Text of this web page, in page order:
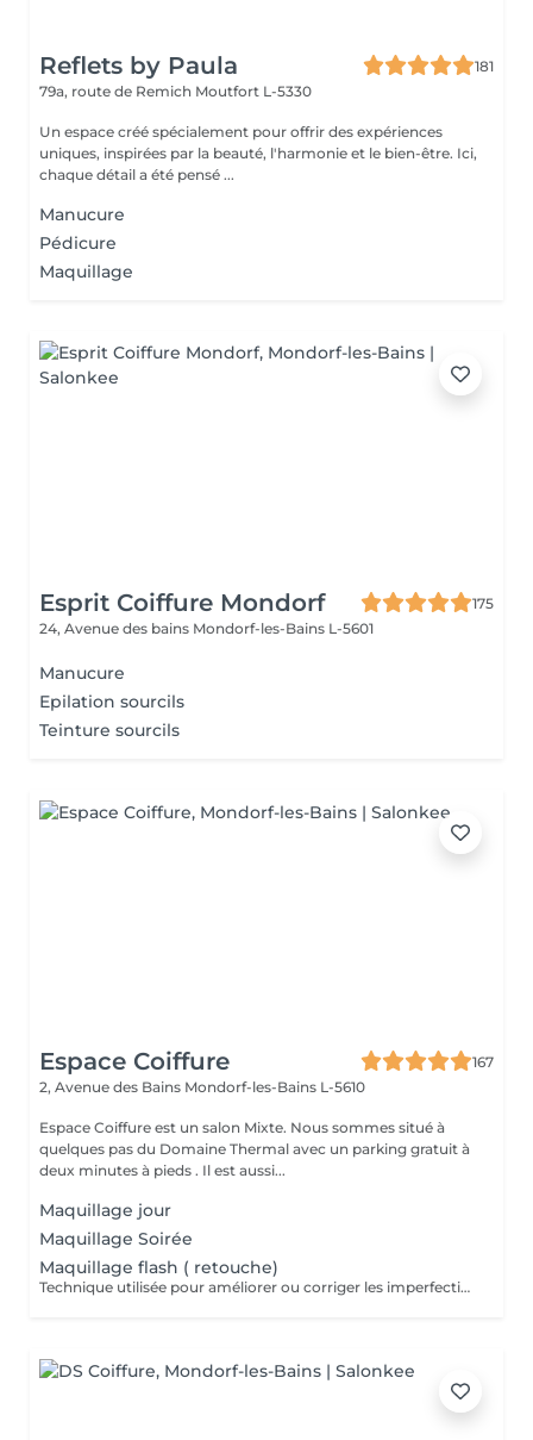
Reflets by Paula
181
79a, route de Remich Moutfort L-5330
Un espace créé spécialement pour offrir des expériences
uniques, inspirées par la beauté, l'harmonie et le bien-être. Ici,
chaque détail a été pensé ...
Manucure
Pédicure
Maquillage
Esprit Coiffure Mondorf
175
24, Avenue des bains Mondorf-les-Bains L-5601
Manucure
Epilation sourcils
Teinture sourcils
Espace Coiffure
167
2, Avenue des Bains Mondorf-les-Bains L-5610
Espace Coiffure est un salon Mixte. Nous sommes situé à
quelques pas du Domaine Thermal avec un parking gratuit à
deux minutes à pieds . Il est aussi...
Maquillage jour
Maquillage Soirée
Maquillage flash ( retouche)
Technique utilisée pour améliorer ou corriger les imperfections du maquillage initial tout en conservant une apparence naturelle. Il s'agit d'ajouter des touches de fond de teint, de correcteur ou de poudre pour uniformiser le teint, rafraîchir le regard ou rehausser les couleurs du maquillage déjà appliqué, souvent en prévision d'un événement.